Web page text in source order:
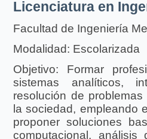
Licenciatura en
Facultad de Ingeniería
Modalidad: Escolarizada
Objetivo: Formar
sistemas analíticos,
resolución de
la sociedad, empleando
proponer soluciones
computacional, análisis